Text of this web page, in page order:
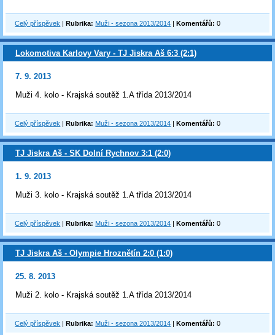
Celý příspěvek |Rubrika: Muži - sezona 2013/2014 |Komentářů: 0
Lokomotiva Karlovy Vary - TJ Jiskra Aš 6:3 (2:1)
7. 9. 2013
Muži 4. kolo - Krajská soutěž 1.A třída 2013/2014
Celý příspěvek |Rubrika: Muži - sezona 2013/2014 |Komentářů: 0
TJ Jiskra Aš - SK Dolní Rychnov 3:1 (2:0)
1. 9. 2013
Muži 3. kolo - Krajská soutěž 1.A třída 2013/2014
Celý příspěvek |Rubrika: Muži - sezona 2013/2014 |Komentářů: 0
TJ Jiskra Aš - Olympie Hroznětín 2:0 (1:0)
25. 8. 2013
Muži 2. kolo - Krajská soutěž 1.A třída 2013/2014
Celý příspěvek |Rubrika: Muži - sezona 2013/2014 |Komentářů: 0